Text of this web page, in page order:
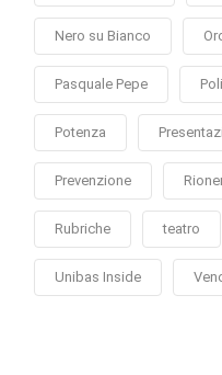
Nero su Bianco
Pasquale Pepe
Potenza
Prevenzione
Rubriche teatro
Unibas Inside